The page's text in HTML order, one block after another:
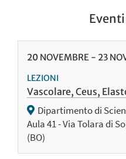
20 NOVEMBRE - 23
LEZIONI
Vascolare, Ceus,
Dipartimento di
Aula 41 - Via Tolara di
(BO)